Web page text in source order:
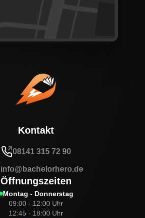
Kontakt
08141 315 72 90
info@bachelorhero.de
Öffnungszeiten
Montag - Donnerstag
09:00 - 12:00 Uhr
12:45 - 18:00 Uhr